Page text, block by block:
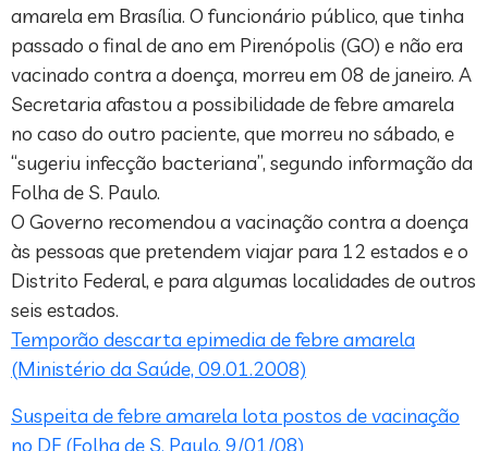
amarela em Brasília. O funcionário público, que tinha
passado o final de ano em Pirenópolis (GO) e não era
vacinado contra a doença, morreu em 08 de janeiro. A
Secretaria afastou a possibilidade de febre amarela
no caso do outro paciente, que morreu no sábado, e
“sugeriu infecção bacteriana”, segundo informação da
Folha de S. Paulo.
O Governo recomendou a vacinação contra a doença
às pessoas que pretendem viajar para 12 estados e o
Distrito Federal, e para algumas localidades de outros
seis estados.
Temporão descarta epimedia de febre amarela
(Ministério da Saúde, 09.01.2008)
Suspeita de febre amarela lota postos de vacinação
no DF (Folha de S. Paulo, 9/01/08)